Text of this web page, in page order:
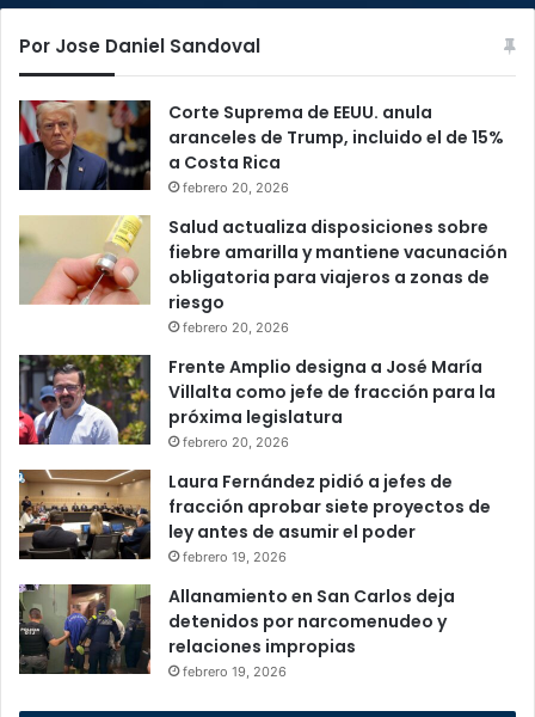
Por Jose Daniel Sandoval
Corte Suprema de EEUU. anula
aranceles de Trump, incluido el de 15%
a Costa Rica
febrero 20, 2026
Salud actualiza disposiciones sobre
fiebre amarilla y mantiene vacunación
obligatoria para viajeros a zonas de
riesgo
febrero 20, 2026
Frente Amplio designa a José María
Villalta como jefe de fracción para la
próxima legislatura
febrero 20, 2026
Laura Fernández pidió a jefes de
fracción aprobar siete proyectos de
ley antes de asumir el poder
febrero 19, 2026
Allanamiento en San Carlos deja
detenidos por narcomenudeo y
relaciones impropias
febrero 19, 2026